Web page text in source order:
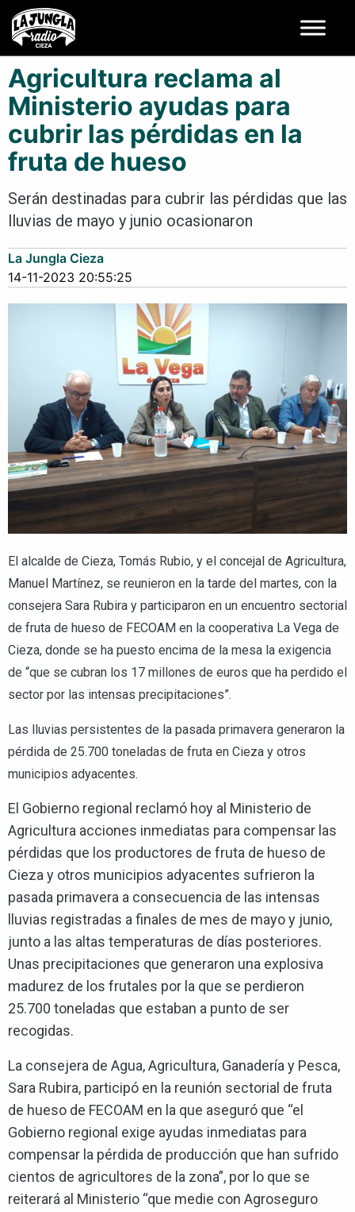
Agricultura reclama al
Ministerio ayudas para
cubrir las pérdidas en la
fruta de hueso
Serán destinadas para cubrir las pérdidas que las
lluvias de mayo y junio ocasionaron
La Jungla Cieza
14-11-2023 20:55:25
El alcalde de Cieza, Tomás Rubio, y el concejal de Agricultura,
Manuel Martínez, se reunieron en la tarde del martes, con la
consejera Sara Rubira y participaron en un encuentro sectorial
de fruta de hueso de FECOAM en la cooperativa La Vega de
Cieza, donde se ha puesto encima de la mesa la exigencia
de “que se cubran los 17 millones de euros que ha perdido el
sector por las intensas precipitaciones”.
Las lluvias persistentes de la pasada primavera generaron la
pérdida de 25.700 toneladas de fruta en Cieza y otros
municipios adyacentes.
El Gobierno regional reclamó hoy al Ministerio de
Agricultura acciones inmediatas para compensar las
pérdidas que los productores de fruta de hueso de
Cieza y otros municipios adyacentes sufrieron la
pasada primavera a consecuencia de las intensas
lluvias registradas a finales de mes de mayo y junio,
junto a las altas temperaturas de días posteriores.
Unas precipitaciones que generaron una explosiva
madurez de los frutales por la que se perdieron
25.700 toneladas que estaban a punto de ser
recogidas.
La consejera de Agua, Agricultura, Ganadería y Pesca,
Sara Rubira, participó en la reunión sectorial de fruta
de hueso de FECOAM en la que aseguró que “el
Gobierno regional exige ayudas inmediatas para
compensar la pérdida de producción que han sufrido
cientos de agricultores de la zona”, por lo que se
reiterará al Ministerio “que medie con Agroseguro